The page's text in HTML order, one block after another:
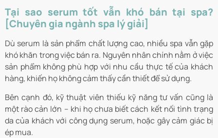
Tại sao serum tốt vẫn khó bán tại spa?
[Chuyên gia ngành spa lý giải]
Dù serum là sản phẩm chất lượng cao, nhiều spa vẫn gặp
khó khăn trong việc bán ra. Nguyên nhân chính nằm ở việc
sản phẩm không phù hợp với nhu cầu thực tế của khách
hàng, khiến họ không cảm thấy cần thiết để sử dụng.
Bên cạnh đó, kỹ thuật viên thiếu kỹ năng tư vấn cũng là
một rào cản lớn – khi họ chưa biết cách kết nối tình trạng
da của khách với công dụng serum, hoặc gây cảm giác bị
ép mua.